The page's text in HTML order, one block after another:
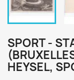
SPORT -
HEYSEL,